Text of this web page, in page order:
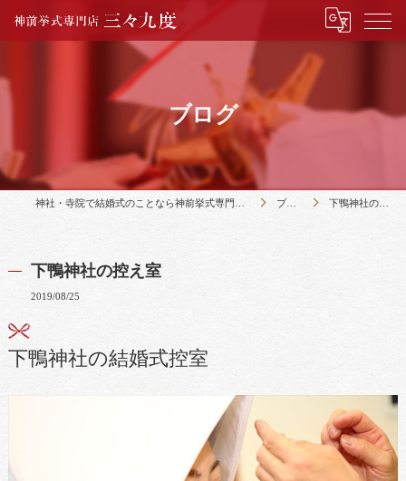
ブログ
ブログ 下鴨神社の控え室
下鴨神社の控え室
2019/08/25
下鴨神社の結婚式控室